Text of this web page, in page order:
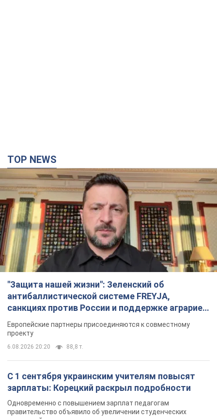
антибаллистической системе FREYJA,
санкциях против России и поддержке аграриев.
Видео
Европейские партнеры присоединяются к совместному
проекту
6.08.2026 20:20 88,8 т.
С 1 сентября украинским учителям повысят
зарплаты: Корецкий раскрыл подробности
Одновременно с повышением зарплат педагогам
стипендий
8 часов назад 7,1 т.
«Нам они тоже нужны»: Трамп ответил на
просьбу Зеленского о передаче Украине ракет
для Patriot
ограничены
7 часов назад 2,5 т.